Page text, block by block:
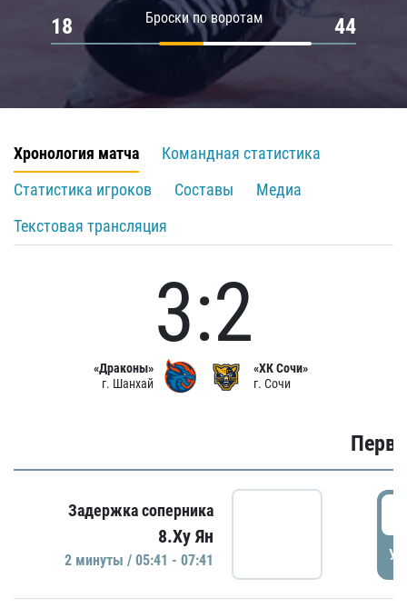
Броски по воротам
18 44
Хронология матча
Командная статистика
Статистика игроков
Составы
Медиа
Текстовая трансляция
«Драконы»
г. Шанхай
3:2
«ХК Сочи»
г. Сочи
Задержка соперника
8.Ху Ян
2 минуты / 05:41 - 07:41